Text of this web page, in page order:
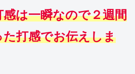
は一瞬なので２週間
打感でお伝えしま